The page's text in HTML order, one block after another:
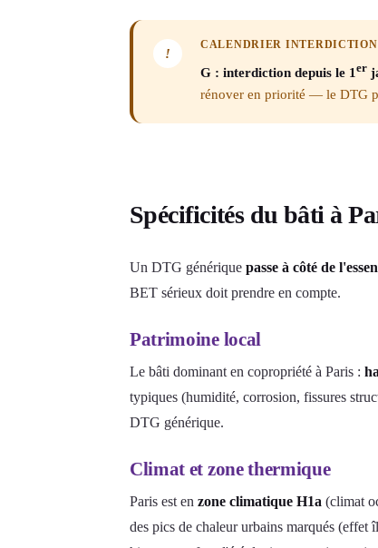
!
CALENDRIER
G : interdiction depuis le 1 er
rénover en priorité — le DTG
Spécificités du bâti à
Un DTG générique passe à côté de
BET sérieux doit prendre en compte.
Patrimoine local
Le bâti dominant en copropriété à Paris :
typiques (humidité, corrosion, fissures
DTG générique.
Climat et zone thermique
Paris est en zone climatique H1a (climat
des pics de chaleur urbains marqués